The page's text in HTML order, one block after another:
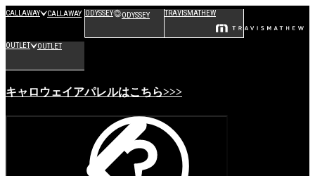
CALLAWAY CALLAWAY ODYSSEY ODYSSEY TRAVISMATHEW
OUTLET OUTLET
キャロウェイアパレルはこちら>>>